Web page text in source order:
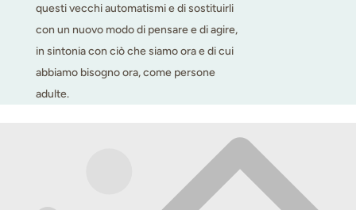
questi vecchi automatismi e di sostituirli
con un nuovo modo di pensare e di agire,
in sintonia con ciò che siamo ora e di cui
abbiamo bisogno ora, come persone
adulte.